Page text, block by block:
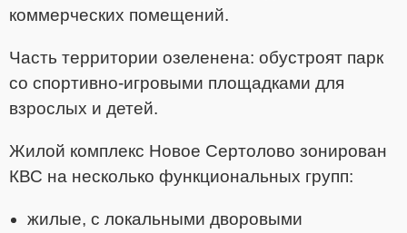
коммерческих помещений.
Часть территории озеленена: обустроят парк
со спортивно-игровыми площадками для
взрослых и детей.
Жилой комплекс Новое Сертолово зонирован
КВС на несколько функциональных групп:
жилые, с локальными дворовыми